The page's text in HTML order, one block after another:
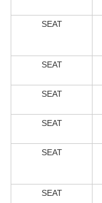
SEAT
SEAT
SEAT
SEAT
SEAT
SEAT